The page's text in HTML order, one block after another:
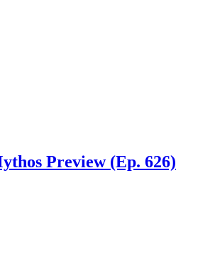
Preview (Ep. 626)